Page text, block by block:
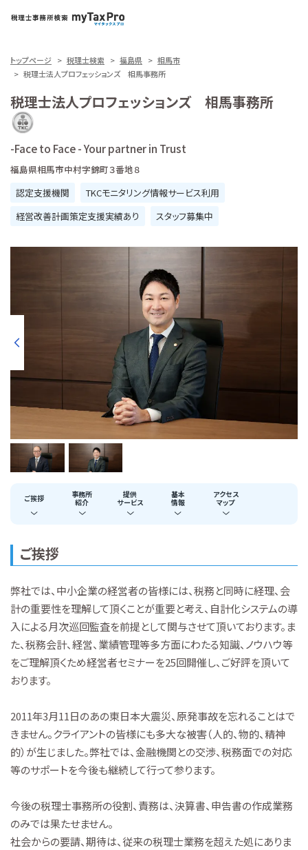
トップページ 税理士検索 福島県
相馬市
税理士法人プロフェッションズ 相馬事務所
税理士法人プロフェッションズ 相馬事務所
-Face to Face - Your partner in Trust
福島県相馬市中村字錦町３番地８
認定支援機関
TKCモニタリング情報サービス利用
経営改善計画策定支援実績あり
スタッフ募集中
ご挨拶
事務所
紹介
提供
サービス
基本
情報
アクセス
マップ
ご挨拶
弊社では、中小企業の経営者の皆様には、税務と同時に経理、会
計の重要性を理解して頂くことが重要と考え、自計化システムの導
入による月次巡回監査を前提として関与させて頂いております。ま
た、税務会計、経営、業績管理等多方面にわたる知識、ノウハウ等
をご理解頂くため経営者セミナーを25回開催し、ご好評を頂いて
おります。
2011年3月11日のあの東日本大震災、原発事故を忘れることはで
きません。クライアントの皆様にも多大な被害（人的、物的、精神
的）が生じました。弊社では、金融機関との交渉、税務面での対応
等のサポートを今後も継続して行って参ります。
今後の税理士事務所の役割、責務は、決算書、申告書の作成業務
のみでは果たせません。
社会からの要請、期待は、従来の税理士業務を超えた処にありま